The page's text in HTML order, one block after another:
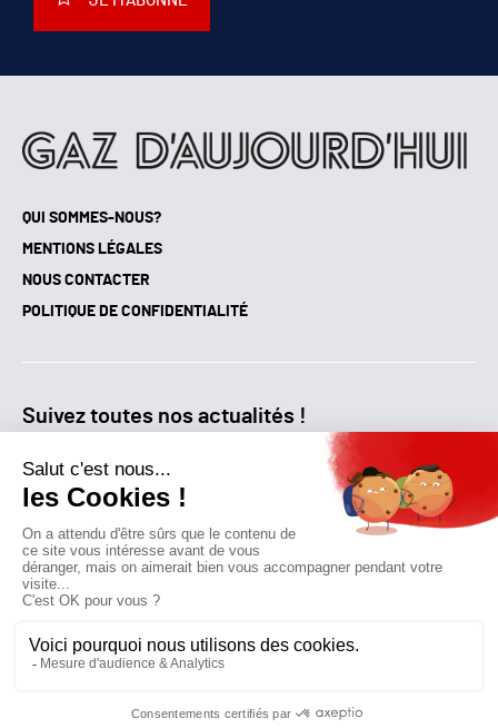
QUI SOMMES-NOUS?
MENTIONS LÉGALES
NOUS CONTACTER
POLITIQUE DE CONFIDENTIALITÉ
Suivez toutes nos actualités !
NEWSLETTER
Qui sommes-nous?
Contactez-nous